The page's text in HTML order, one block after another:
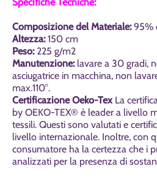
Composizione del Materiale:95%
Altezza: 150 cm
Peso: 225 g/m2
Manutenzione: lavare a 30 gradi,
asciugatrice in macchina, non
max.110°.
CertificazioneOeko-TexLa
by OEKO-TEX® è leader a livello
tessili. Questi sono valutati e
livello internazionale. Inoltre, con
consumatore ha la certezza che i
analizzati per la presenza di